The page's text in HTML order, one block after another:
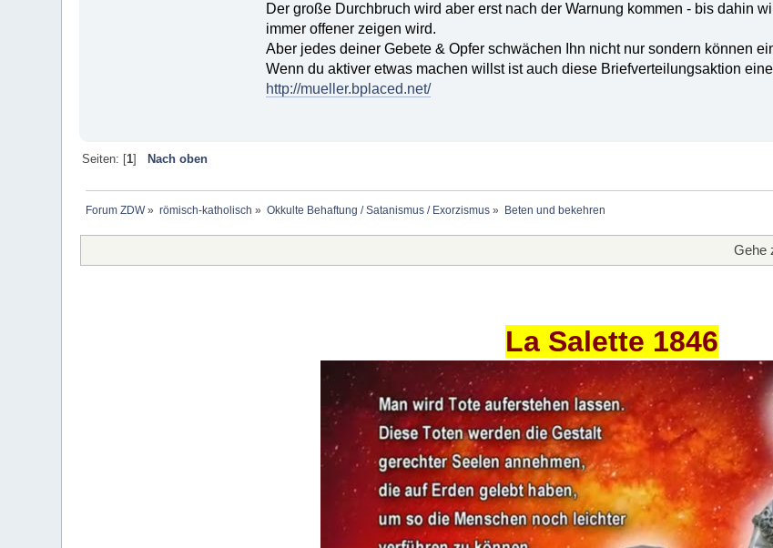
Der große Durchbruch wird aber erst nach der Warnung kommen - bis dahin
immer offener zeigen wird.
Aber jedes deiner Gebete & Opfer schwächen Ihn nicht nur sondern können
Wenn du aktiver etwas machen willst ist auch diese Briefverteilungsaktion
http://mueller.bplaced.net/
Seiten: [1]
Nach oben
Forum ZDW» römisch-katholisch » Okkulte Behaftung / Satanismus / Exorzismus» Beten und bekehren
Gehe
La Salette 1846